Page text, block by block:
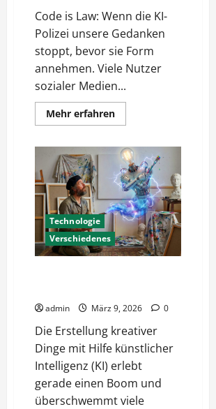
Code is Law: Wenn die KI-
Polizei unsere Gedanken
stoppt, bevor sie Form
annehmen. Viele Nutzer
sozialer Medien...
Mehr erfahrenMehr
Informationen
Polizei
entscheidet
–
Robocop
war
gestern
Technologie
Verschiedenes
admin März 9, 2026 0
Die Erstellung kreativer
Dinge mit Hilfe künstlicher
Intelligenz (KI) erlebt
gerade einen Boom und
überschwemmt viele